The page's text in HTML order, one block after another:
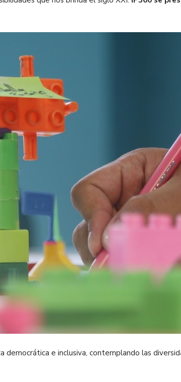
democrática e inclusiva, contemplando las